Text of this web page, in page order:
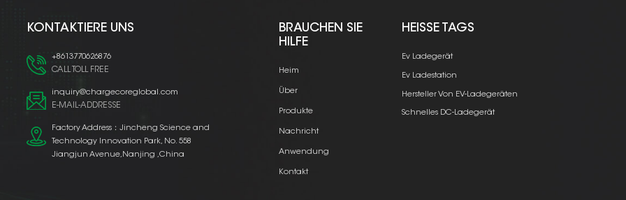
KONTAKTIERE UNS
+8613770626876
CALL TOLL FREE
inquiry@chargecoreglobal.com
E-MAIL-ADDRESSE
Factory Address：Jincheng Science and
Technology Innovation Park, No. 558
Jiangjun Avenue,Nanjing ,China
BRAUCHEN SIE
HILFE
Heim
Über
Produkte
Nachricht
Anwendung
Kontakt
HEISSE TAGS
Ev Ladegerät
Ev Ladestation
Hersteller Von EV-Ladegeräten
Schnelles DC-Ladegerät